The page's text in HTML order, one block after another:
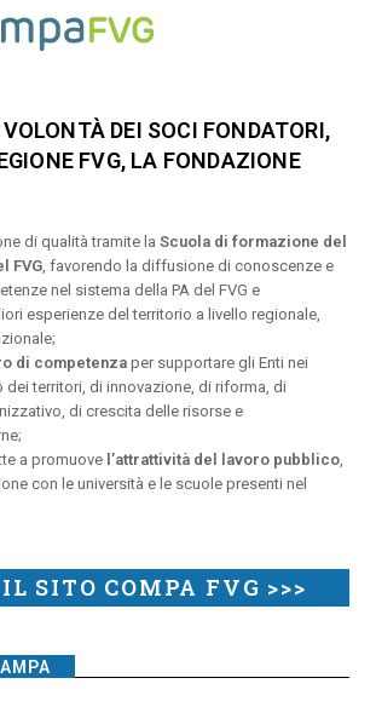
DEI SOCI FONDATORI,
FVG, LA FONDAZIONE
di qualità tramite laScuola di formazione del
FVG , favorendo la diffusione di conoscenze e
nel sistema della PA del FVG e
esperienze del territorio a livello regionale,
di competenza per supportare gli Enti nei
territori, di innovazione, di riforma, di
di crescita delle risorse e
a promuove l’attrattività del lavoro pubblico
con le università e le scuole presenti nel
SITO COMPA FVG >>>